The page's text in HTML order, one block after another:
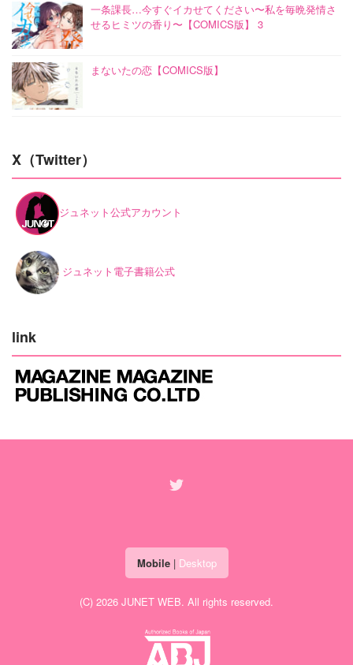
一条課長…今すぐイカせてください〜私を毎晩発情さ
せるヒミツの香り〜【COMICS版】 3
まないたの恋【COMICS版】
X（Twitter）
ジュネット公式アカウント
ジュネット電子書籍公式
link
Mobile| Desktop
(C) 2026 JUNET WEB. All rights reserved.